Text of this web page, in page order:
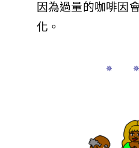
因為過量的咖啡因
化。
✵